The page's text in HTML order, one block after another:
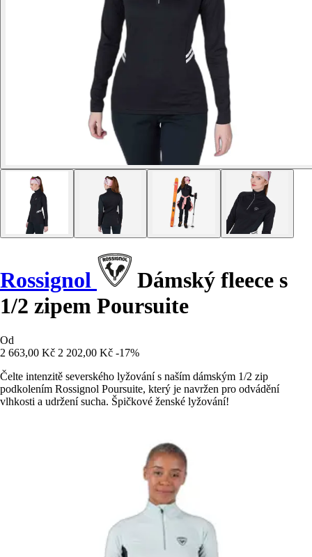
Rossignol
Dámský fleece s
1/2 zipem Poursuite
Od
2 663,00 Kč 2 202,00 Kč -17%
Čelte intenzitě severského lyžování s naším dámským 1/2 zip
podkolením Rossignol Poursuite, který je navržen pro odvádění
vlhkosti a udržení sucha. Špičkové ženské lyžování!